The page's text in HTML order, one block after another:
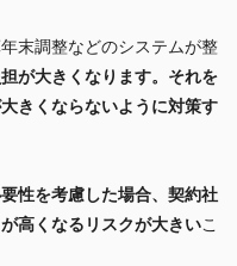
末調整などのシステムが整
が大きくなります。それを
きくならないように対策す
性を考慮した場合、 契約社
高くなるリスクが大きいこ